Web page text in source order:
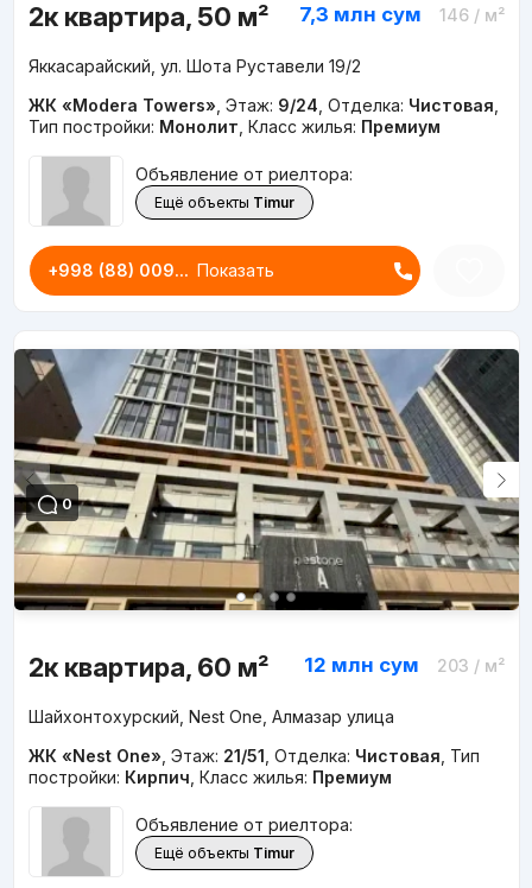
2к квартира, 50 м² 7,3 млн сум 146/ м²
Яккасарайский, ул. Шота Руставели 19/2
ЖК «Modera Towers» Этаж: 9/24 Отделка: Чистовая
Тип постройки: Монолит Класс жилья: Премиум
Объявление от риелтора:
Ещё объекты Timur
+998 (88) 009... Показать
0
2к квартира, 60 м² 12 млн сум 203 / м²
Шайхонтохурский, Nest One, Алмазар улица
ЖК «Nest One» Этаж: 21/51 Отделка: Чистовая Тип
постройки: Кирпич Класс жилья: Премиум
Объявление от риелтора:
Ещё объекты Timur